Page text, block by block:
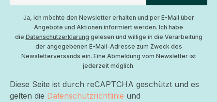
Ja, ich möchte den Newsletter erhalten und per E-Mail über
Angebote und Aktionen informiert werden. Ich habe
die Datenschutzerklärung gelesen und willige in die Verarbeitung
der angegebenen E-Mail-Adresse zum Zweck des
Newsletterversands ein. Eine Abmeldung vom Newsletter ist
jederzeit möglich.
Diese Seite ist durch reCAPTCHA geschützt und es
gelten die Datenschutzrichtlinie und